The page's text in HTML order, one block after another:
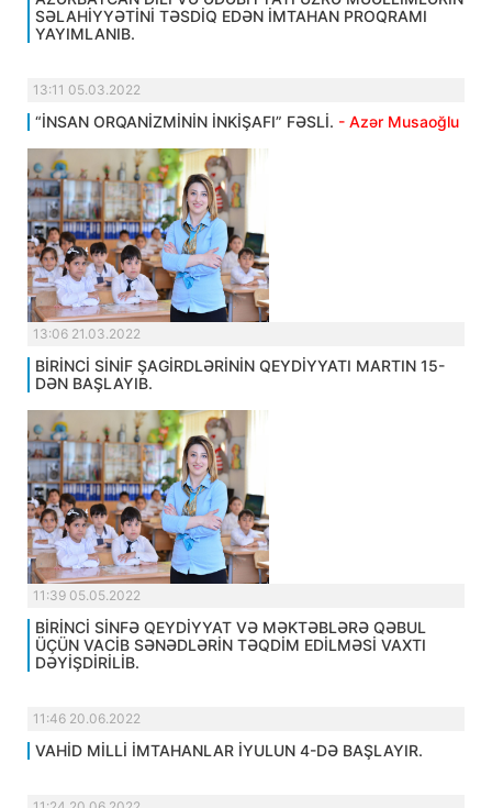
SƏLAHİYYƏTİNİ TƏSDİQ EDƏN İMTAHAN PROQRAMI
YAYIMLANIB.
13:11 05.03.2022
“İNSAN ORQANİZMİNİN İNKİŞAFI” FƏSLİ. - Azər Musaoğlu
13:06 21.03.2022
BİRİNCİ SİNİF ŞAGİRDLƏRİNİN QEYDİYYATI MARTIN 15-
DƏN BAŞLAYIB.
11:39 05.05.2022
BİRİNCİ SİNFƏ QEYDİYYAT VƏ MƏKTƏBLƏRƏ QƏBUL
ÜÇÜN VACİB SƏNƏDLƏRİN TƏQDİM EDİLMƏSİ VAXTI
DƏYİŞDİRİLİB.
11:46 20.06.2022
VAHİD MİLLİ İMTAHANLAR İYULUN 4-DƏ BAŞLAYIR.